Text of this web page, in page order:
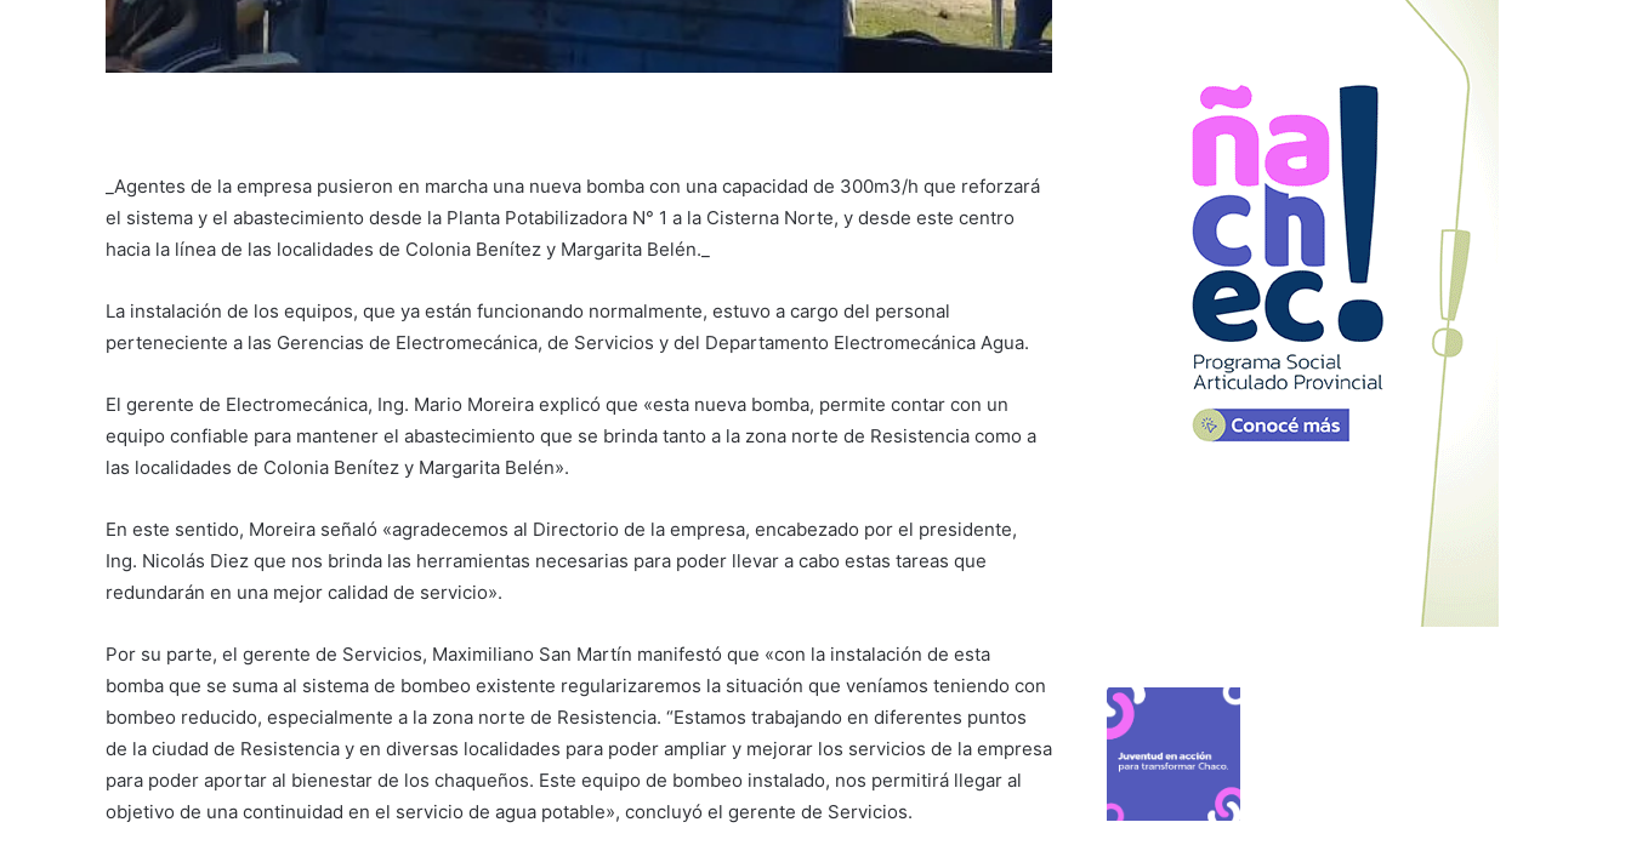
_Agentes de la empresa pusieron en marcha una nueva bomba con una capacidad de 300m3/h que reforzará
el sistema y el abastecimiento desde la Planta Potabilizadora N° 1 a la Cisterna Norte, y desde este centro
hacia la línea de las localidades de Colonia Benítez y Margarita Belén._
La instalación de los equipos, que ya están funcionando normalmente, estuvo a cargo del personal
perteneciente a las Gerencias de Electromecánica, de Servicios y del Departamento Electromecánica Agua.
El gerente de Electromecánica, Ing. Mario Moreira explicó que «esta nueva bomba, permite contar con un
equipo confiable para mantener el abastecimiento que se brinda tanto a la zona norte de Resistencia como a
las localidades de Colonia Benítez y Margarita Belén».
En este sentido, Moreira señaló «agradecemos al Directorio de la empresa, encabezado por el presidente,
Ing. Nicolás Diez que nos brinda las herramientas necesarias para poder llevar a cabo estas tareas que
redundarán en una mejor calidad de servicio».
Por su parte, el gerente de Servicios, Maximiliano San Martín manifestó que «con la instalación de esta
bomba que se suma al sistema de bombeo existente regularizaremos la situación que veníamos teniendo con
bombeo reducido, especialmente a la zona norte de Resistencia. “Estamos trabajando en diferentes puntos
de la ciudad de Resistencia y en diversas localidades para poder ampliar y mejorar los servicios de la empresa
para poder aportar al bienestar de los chaqueños. Este equipo de bombeo instalado, nos permitirá llegar al
objetivo de una continuidad en el servicio de agua potable», concluyó el gerente de Servicios.